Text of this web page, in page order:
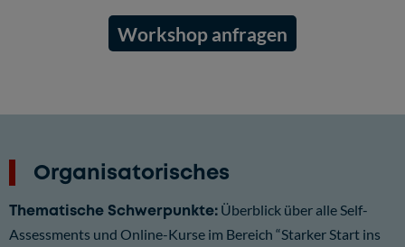
Workshop anfragen
Organisatorisches
Thematische Schwerpunkte: Überblick über alle Self-
Assessments und Online-Kurse im Bereich “Starker Start ins